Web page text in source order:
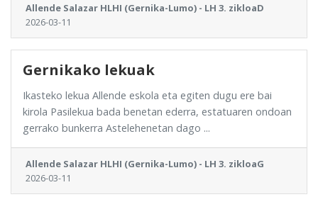
Allende Salazar HLHI (Gernika-Lumo) - LH 3. zikloaD
2026-03-11
Gernikako lekuak
Ikasteko lekua Allende eskola eta egiten dugu ere bai
kirola Pasilekua bada benetan ederra, estatuaren ondoan
gerrako bunkerra Astelehenetan dago ...
Allende Salazar HLHI (Gernika-Lumo) - LH 3. zikloaG
2026-03-11